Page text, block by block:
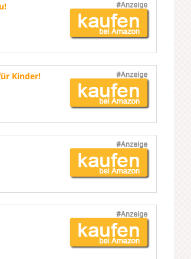
Kinder!